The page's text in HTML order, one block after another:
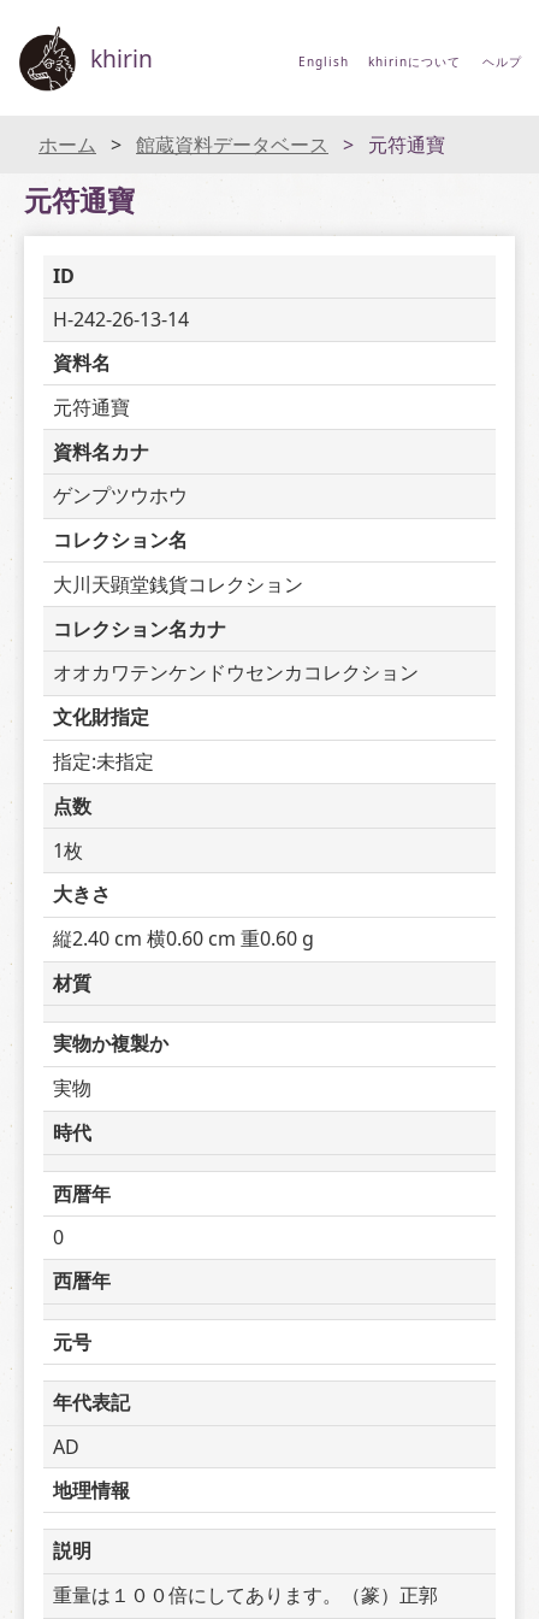
khirin English khirinについて ヘルプ
ホーム 館蔵資料データベース 元符通寶
元符通寶
ID
H-242-26-13-14
資料名
元符通寶
資料名カナ
ゲンプツウホウ
コレクション名
大川天顕堂銭貨コレクション
コレクション名カナ
オオカワテンケンドウセンカコレクション
文化財指定
指定:未指定
点数
1枚
大きさ
縦2.40 cm 横0.60 cm 重0.60 g
材質
実物か複製か
実物
時代
西暦年
0
西暦年
元号
年代表記
AD
地理情報
説明
重量は１００倍にしてあります。（篆）正郭